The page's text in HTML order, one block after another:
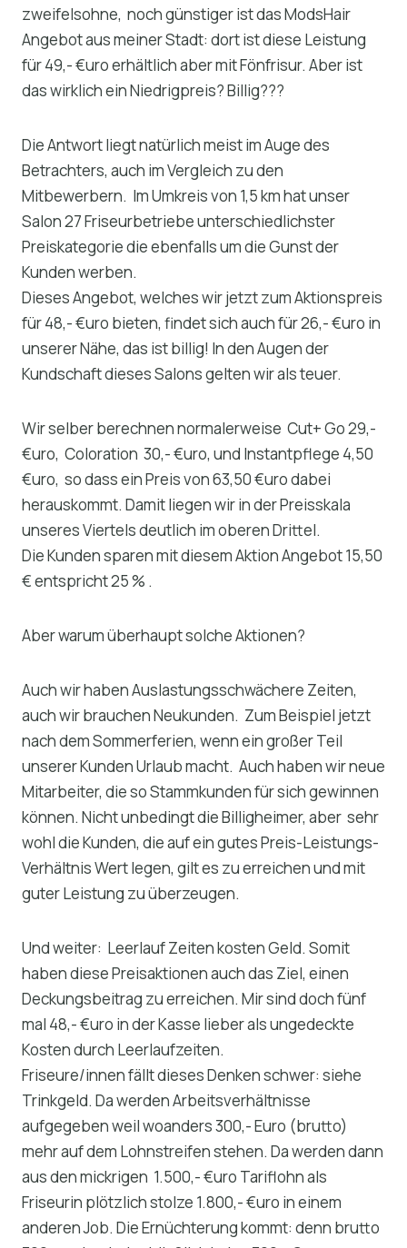
zweifelsohne, noch günstiger ist das ModsHair
Angebot aus meiner Stadt: dort ist diese Leistung
für 49,- €uro erhältlich aber mit Fönfrisur. Aber ist
das wirklich ein Niedrigpreis? Billig???
Die Antwort liegt natürlich meist im Auge des
Betrachters, auch im Vergleich zu den
Mitbewerbern. Im Umkreis von 1,5 km hat unser
Salon 27 Friseurbetriebe unterschiedlichster
Preiskategorie die ebenfalls um die Gunst der
Kunden werben.
Dieses Angebot, welches wir jetzt zum Aktionspreis
für 48,- €uro bieten, findet sich auch für 26,- €uro in
unserer Nähe, das ist billig! In den Augen der
Kundschaft dieses Salons gelten wir als teuer.
Wir selber berechnen normalerweise Cut+ Go 29,-
€uro, Coloration 30,- €uro, und Instantpflege 4,50
€uro, so dass ein Preis von 63,50 €uro dabei
herauskommt. Damit liegen wir in der Preisskala
unseres Viertels deutlich im oberen Drittel.
Die Kunden sparen mit diesem Aktion Angebot 15,50
€ entspricht 25 % .
Aber warum überhaupt solche Aktionen?
Auch wir haben Auslastungsschwächere Zeiten,
auch wir brauchen Neukunden. Zum Beispiel jetzt
nach dem Sommerferien, wenn ein großer Teil
unserer Kunden Urlaub macht. Auch haben wir neue
Mitarbeiter, die so Stammkunden für sich gewinnen
können. Nicht unbedingt die Billigheimer, aber sehr
wohl die Kunden, die auf ein gutes Preis-Leistungs-
Verhältnis Wert legen, gilt es zu erreichen und mit
guter Leistung zu überzeugen.
Und weiter: Leerlauf Zeiten kosten Geld. Somit
haben diese Preisaktionen auch das Ziel, einen
Deckungsbeitrag zu erreichen. Mir sind doch fünf
mal 48,- €uro in der Kasse lieber als ungedeckte
Kosten durch Leerlaufzeiten.
Friseure/innen fällt dieses Denken schwer: siehe
Trinkgeld. Da werden Arbeitsverhältnisse
aufgegeben weil woanders 300,- Euro (brutto)
mehr auf dem Lohnstreifen stehen. Da werden dann
aus den mickrigen 1.500,- €uro Tariflohn als
Friseurin plötzlich stolze 1.800,- €uro in einem
anderen Job. Die Ernüchterung kommt: denn brutto